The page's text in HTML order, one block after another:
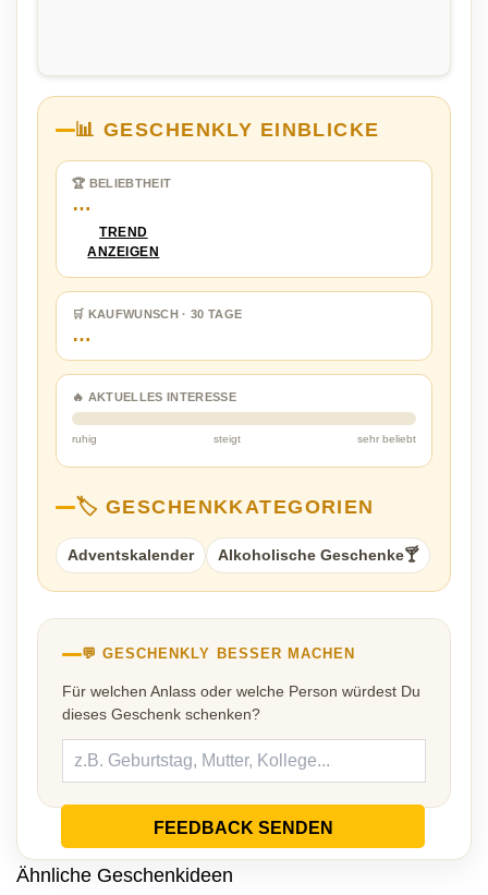
📊 GESCHENKLY EINBLICKE
🏆 BELIEBTHEIT
…
TREND
ANZEIGEN
🛒 KAUFWUNSCH · 30 TAGE
…
🔥 AKTUELLES INTERESSE
ruhig steigt sehr beliebt
🏷️ GESCHENKKATEGORIEN
Adventskalender Alkoholische Geschenke🍸
💬 GESCHENKLY BESSER MACHEN
Für welchen Anlass oder welche Person würdest Du
dieses Geschenk schenken?
FEEDBACK SENDEN
Ähnliche Geschenkideen